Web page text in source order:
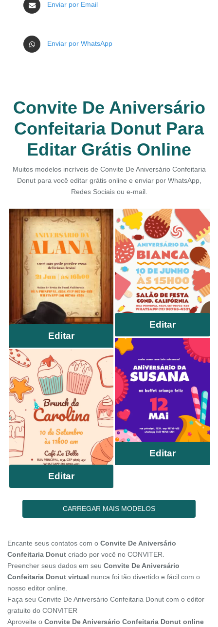
Enviar por Email
Enviar por WhatsApp
Convite De Aniversário
Confeitaria Donut Para
Editar Grátis Online
Muitos modelos incríveis de Convite De Aniversário Confeitaria
Donut para você editar grátis online e enviar por WhatsApp,
Redes Sociais ou e-mail.
Editar
Editar
Editar
Editar
CARREGAR MAIS MODELOS
Encante seus contatos com o Convite De Aniversário
Confeitaria Donut criado por você no CONVITER.
Preencher seus dados em seu Convite De Aniversário
Confeitaria Donut virtual nunca foi tão divertido e fácil com o
nosso editor online.
Faça seu Convite De Aniversário Confeitaria Donut com o editor
gratuito do CONVITER
Aproveite o Convite De Aniversário Confeitaria Donut online